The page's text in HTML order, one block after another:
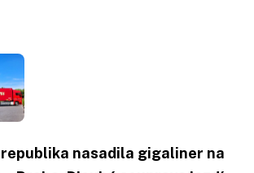
republika nasadila gigaliner na